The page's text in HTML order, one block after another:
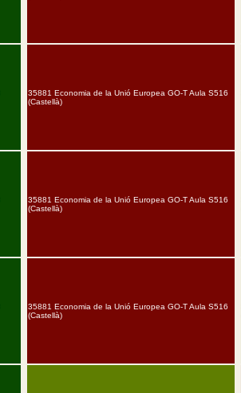
35881 Economia de la Unió Europea GO-T Aula S516
(Castellà)
35881 Economia de la Unió Europea GO-T Aula S516
(Castellà)
35881 Economia de la Unió Europea GO-T Aula S516
(Castellà)